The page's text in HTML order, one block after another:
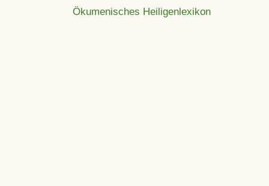
Ökumenisches Heiligenlexikon